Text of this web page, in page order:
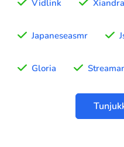
Vidlink
Japaneseasmr
Gloria